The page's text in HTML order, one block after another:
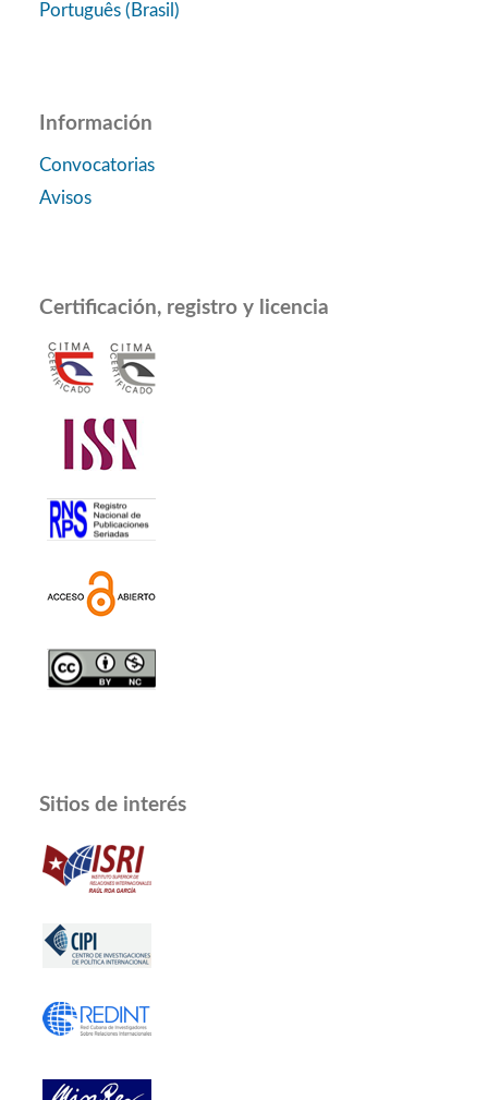
Português (Brasil)
Información
Convocatorias
Avisos
Certificación, registro y licencia
Sitios de interés